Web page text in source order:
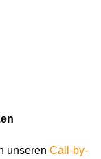
unseren Call-by-